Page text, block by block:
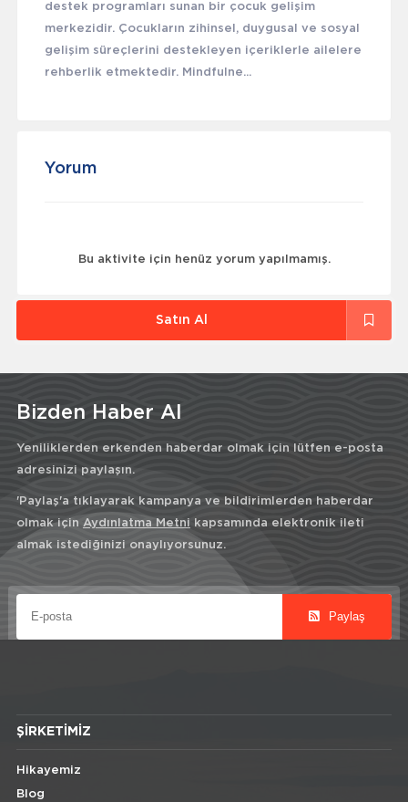
destek programları sunan bir çocuk gelişim
merkezidir. Çocukların zihinsel, duygusal ve sosyal
gelişim süreçlerini destekleyen içeriklerle ailelere
rehberlik etmektedir. Mindfulne...
Yorum
Bu aktivite için henüz yorum yapılmamış.
Satın Al
Bizden Haber Al
Yeniliklerden erkenden haberdar olmak için lütfen e-posta
adresinizi paylaşın.
'Paylaş'a tıklayarak kampanya ve bildirimlerden haberdar
olmak için Aydınlatma Metni kapsamında elektronik ileti
almak istediğinizi onaylıyorsunuz.
Paylaş
ŞIRKETIMIZ
Hikayemiz
Blog